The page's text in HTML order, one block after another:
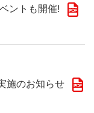
ントも開催!
施のお知らせ